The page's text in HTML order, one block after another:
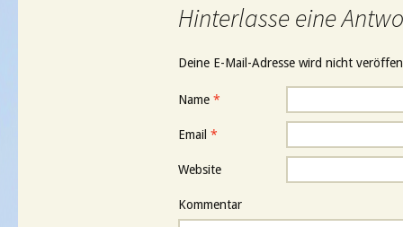
Hinterlasse eine
Deine E-Mail-Adresse wird nicht
Name *
Email *
Website
Kommentar